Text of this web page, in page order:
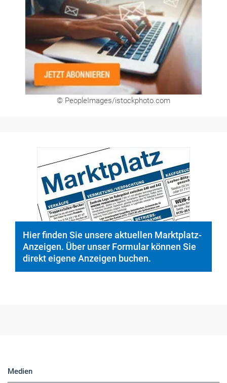
© PeopleImages/istockphoto.com
Hier finden Sie unsere aktuellen Marktplatz-
Anzeigen. Über unser Formular können Sie
direkt eigene Anzeigen buchen.
Medien